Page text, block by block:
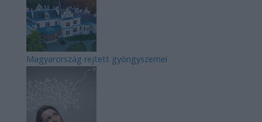
Magyarország rejtett gyöngyszemei